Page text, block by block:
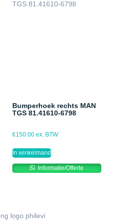
Bumperhoek rechts MAN
TGS 81.41610-6798
€150.00 ex. BTW
In winkelmand
Informatie/Offerte